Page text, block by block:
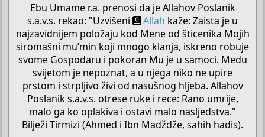
Ebu Umame r.a. prenosi da je Allahov Poslanik
s.a.v.s. rekao: "Uzvišeni
Allah kaže: Zaista je u
najzavidnijem položaju kod Mene od šticenika Mojih
siromašni mu’min koji mnogo klanja, iskreno robuje
svome Gospodaru i pokoran Mu je u samoci. Medu
svijetom je nepoznat, a u njega niko ne upire
prstom i strpljivo živi od nasušnog hljeba. Allahov
Poslanik s.a.v.s. otrese ruke i rece: Rano umrije,
malo ga ko oplakiva i ostavi malo nasljedstva."
Bilježi Tirmizi (Ahmed i Ibn Madždže, sahih hadis).